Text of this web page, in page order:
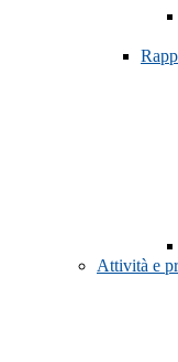
Attività e